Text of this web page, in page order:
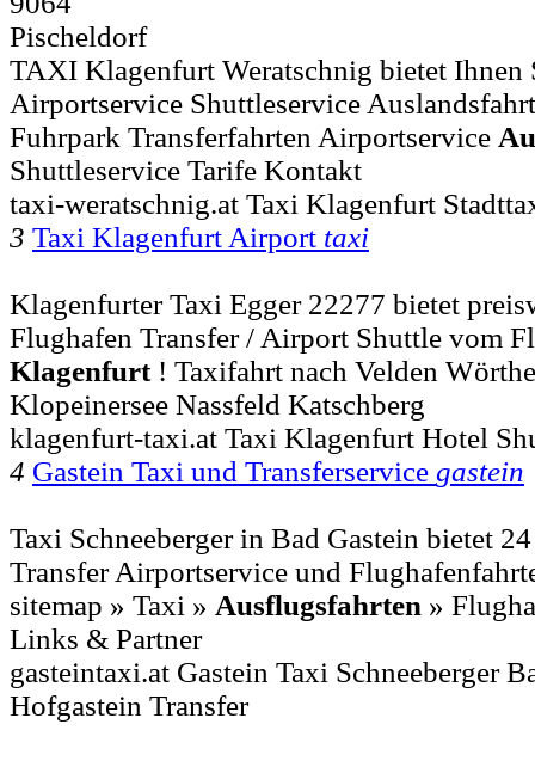
Pischeldorf
TAXI Klagenfurt Weratschnig bietet
Airportservice Shuttleservice
Fuhrpark Transferfahrten Airportservice
Shuttleservice Tarife Kontakt
taxi-weratschnig.at Taxi Klagenfurt
3 Taxi Klagenfurt Airport taxi
Klagenfurter Taxi Egger 22277 bietet
Flughafen Transfer / Airport Shuttle vom
Klagenfurt! Taxifahrt nach Velden
Klopeinersee Nassfeld Katschberg
klagenfurt-taxi.at Taxi Klagenfurt Hotel
4 Gastein Taxi und Transferservice gastein
Taxi Schneeberger in Bad Gastein bietet
Transfer Airportservice und
sitemap » Taxi » Ausflugsfahrten »
Links & Partner
gasteintaxi.at Gastein Taxi Schneeberger
Hofgastein Transfer